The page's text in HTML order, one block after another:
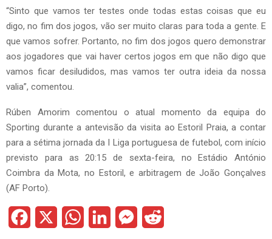
“Sinto que vamos ter testes onde todas estas coisas que eu
digo, no fim dos jogos, vão ser muito claras para toda a gente. E
que vamos sofrer. Portanto, no fim dos jogos quero demonstrar
aos jogadores que vai haver certos jogos em que não digo que
vamos ficar desiludidos, mas vamos ter outra ideia da nossa
valia”, comentou.
Rúben Amorim comentou o atual momento da equipa do
Sporting durante a antevisão da visita ao Estoril Praia, a contar
para a sétima jornada da I Liga portuguesa de futebol, com início
previsto para as 20:15 de sexta-feira, no Estádio António
Coimbra da Mota, no Estoril, e arbitragem de João Gonçalves
(AF Porto).
M